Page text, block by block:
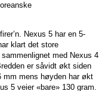
Nexus 5 har en 5-
klart det store
med Nexus 4
er såvidt økt siden
mm mens høyden har økt
5 veier «bare» 130 gram.